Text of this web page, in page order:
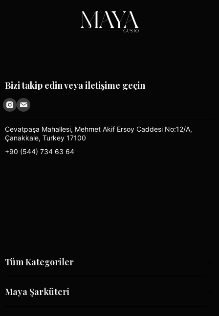
Bizi takip edin veya iletişime geçin
Cevatpaşa Mahallesi, Mehmet Akif Ersoy Caddesi No:12/A,
Çanakkale, Turkey 17100
+90 (544) 734 63 64
Tüm Kategoriler
Maya Şarküteri